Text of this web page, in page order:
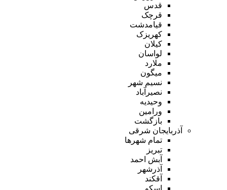
قدس
قرچک
قیامدشت
کهریزک
کیلان
لواسان
ملارد
میگون
نسیم شهر
نصیرآباد
وحیدیه
ورامین
بازگشت
آذربایجان شرقی
تمام شهر‌ها
تبریز
آبش احمد
آذرشهر
آقکند
اسکو